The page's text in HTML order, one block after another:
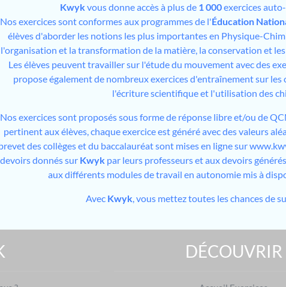
Kwykvous donne accès à plus de 1 000exercices
Nos exercices sont conformes aux programmes de l'Éducation
élèves d'aborder les notions les plus importantes en Physique-
l'organisation et la transformation de la matière, la conservation et
Les élèves peuvent travailler sur l'étude du mouvement avec des
propose également de nombreux exercices d'entraînement sur
l'écriture scientifique et l'utilisation des
Nos exercices sont proposés sous forme de réponse libre et/ou de
pertinent aux élèves, chaque exercice est généré avec des valeurs
des collèges et du baccalauréat sont mises en ligne sur
devoirs donnés sur Kwyk par leurs professeurs et aux devoirs
aux différents modules de travail en autonomie mis à
Avec Kwyk , vous mettez toutes les chances de
DÉCOUVRIR